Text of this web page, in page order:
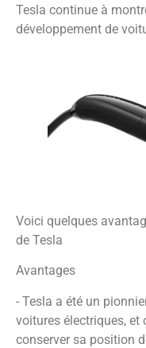
Tesla continue à
développement de
Voici quelques
de Tesla
Avantages
- Tesla a été un
voitures électriques, et
conserver sa position